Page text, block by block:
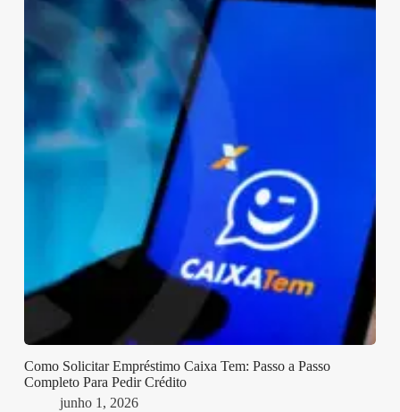
Como Solicitar Empréstimo Caixa Tem: Passo a Passo
Completo Para Pedir Crédito
junho 1, 2026